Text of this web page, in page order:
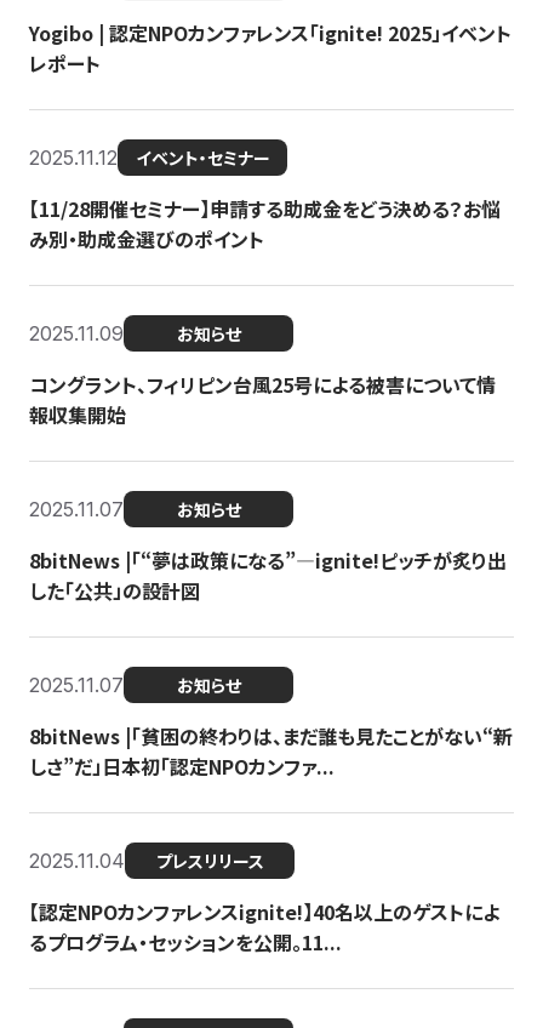
Yogibo | 認定NPOカンファレンス「ignite! 2025」イベント
レポート
2025.11.12 イベント・セミナー
【11/28開催セミナー】申請する助成金をどう決める？お悩
み別・助成金選びのポイント
2025.11.09 お知らせ
コングラント、フィリピン台風25号による被害について情
報収集開始
2025.11.07 お知らせ
8bitNews |「“夢は政策になる”—ignite!ピッチが炙り出
した「公共」の設計図
2025.11.07 お知らせ
8bitNews |「貧困の終わりは、まだ誰も見たことがない“新
しさ”だ」日本初「認定NPOカンファ...
2025.11.04 プレスリリース
【認定NPOカンファレンスignite!】40名以上のゲストによ
るプログラム・セッションを公開。11...